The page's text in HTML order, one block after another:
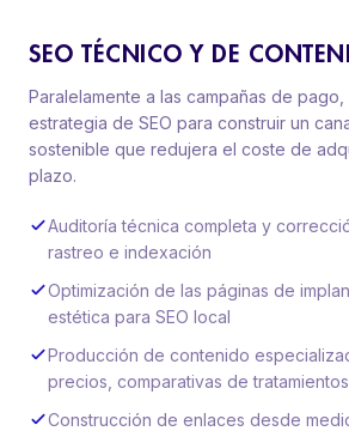
SEO TÉCNICO Y DE
Paralelamente a las campañas de
estrategia de SEO para construir un
sostenible que redujera el coste de
plazo.
Auditoría técnica completa y
rastreo e indexación
Optimización de las páginas de
estética para SEO local
Producción de contenido
precios, comparativas de tratamientos
Construcción de enlaces desde